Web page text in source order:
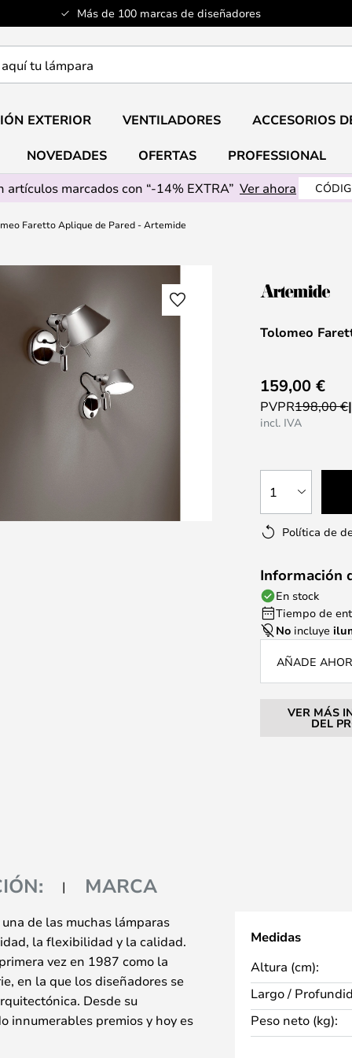
Más de 100 marcas de diseñadores
EXTERIOR VENTILADORES ACCESORIOS
NOVEDADES OFERTAS
PROFESSIONAL
artículos marcados con “-14% EXTRA” Ver ahora
Faretto Aplique de Pared - Artemide
Tolomeo
159,00 €
PVPR198,00 €
incl. IVA
1
Política de
Información
En stock
Tiempo de
No incluye
AÑADE
VER MÁS
DEL
MARCA
de las muchas lámparas
la flexibilidad y la calidad.
vez en 1987 como la
en la que los diseñadores se
Desde su
innumerables premios y hoy es
mundo, tanto en hogares como
Medidas
Altura (cm):
Largo /
Peso neto (kg):